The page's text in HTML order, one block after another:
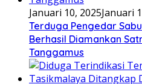
Januari 10, 2025Januari
Terduga Pengedar
Berhasil Diamankan
Tanggamus